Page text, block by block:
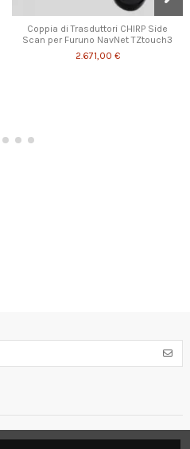
Coppia di Trasduttori CHIRP Side
Scan per Furuno NavNet TZtouch3
2.671,00 €